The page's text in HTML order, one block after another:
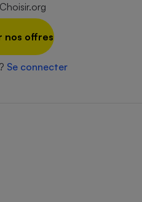
nos offres
Se connecter
Climatiseur -